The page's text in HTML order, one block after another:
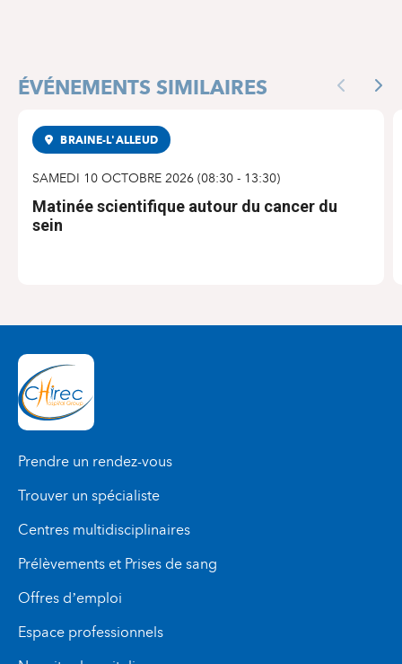
ÉVÉNEMENTS SIMILAIRES Previous
BRAINE-L'ALLEUD
SAMEDI 10 OCTOBRE 2026 (08:30 - 13:30)
Matinée scientifique autour du cancer du
sein
Prendre un rendez-vous
Trouver un spécialiste
Centres multidisciplinaires
Prélèvements et Prises de sang
Offres d’emploi
Espace professionnels